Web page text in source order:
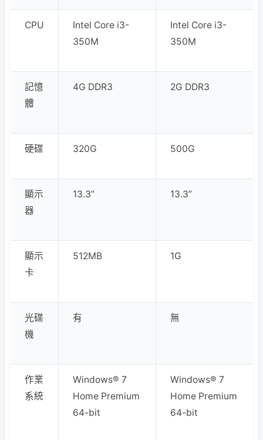
CPU
Intel Core i3-
350M
Intel Core i3-
350M
記憶
體
4G DDR3 2G DDR3
硬碟 320G 500G
顯示
器
13.3” 13.3”
顯示
卡
512MB 1G
光碟
機
有 無
作業
系統
Windows® 7
Home Premium
64-bit
Windows® 7
Home Premium
64-bit